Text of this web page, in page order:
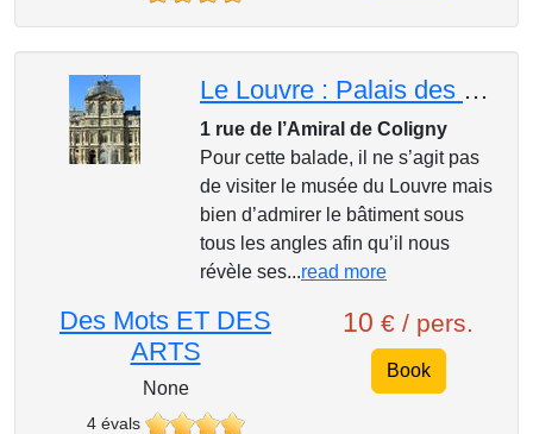
Le Louvre : Palais des Rois
1 rue de l’Amiral de Coligny
Pour cette balade, il ne s’agit pas
de visiter le musée du Louvre mais
bien d’admirer le bâtiment sous
tous les angles afin qu’il nous
révèle ses...read more
Des Mots ET DES
ARTS
None
4 évals
10 € / pers.
Book